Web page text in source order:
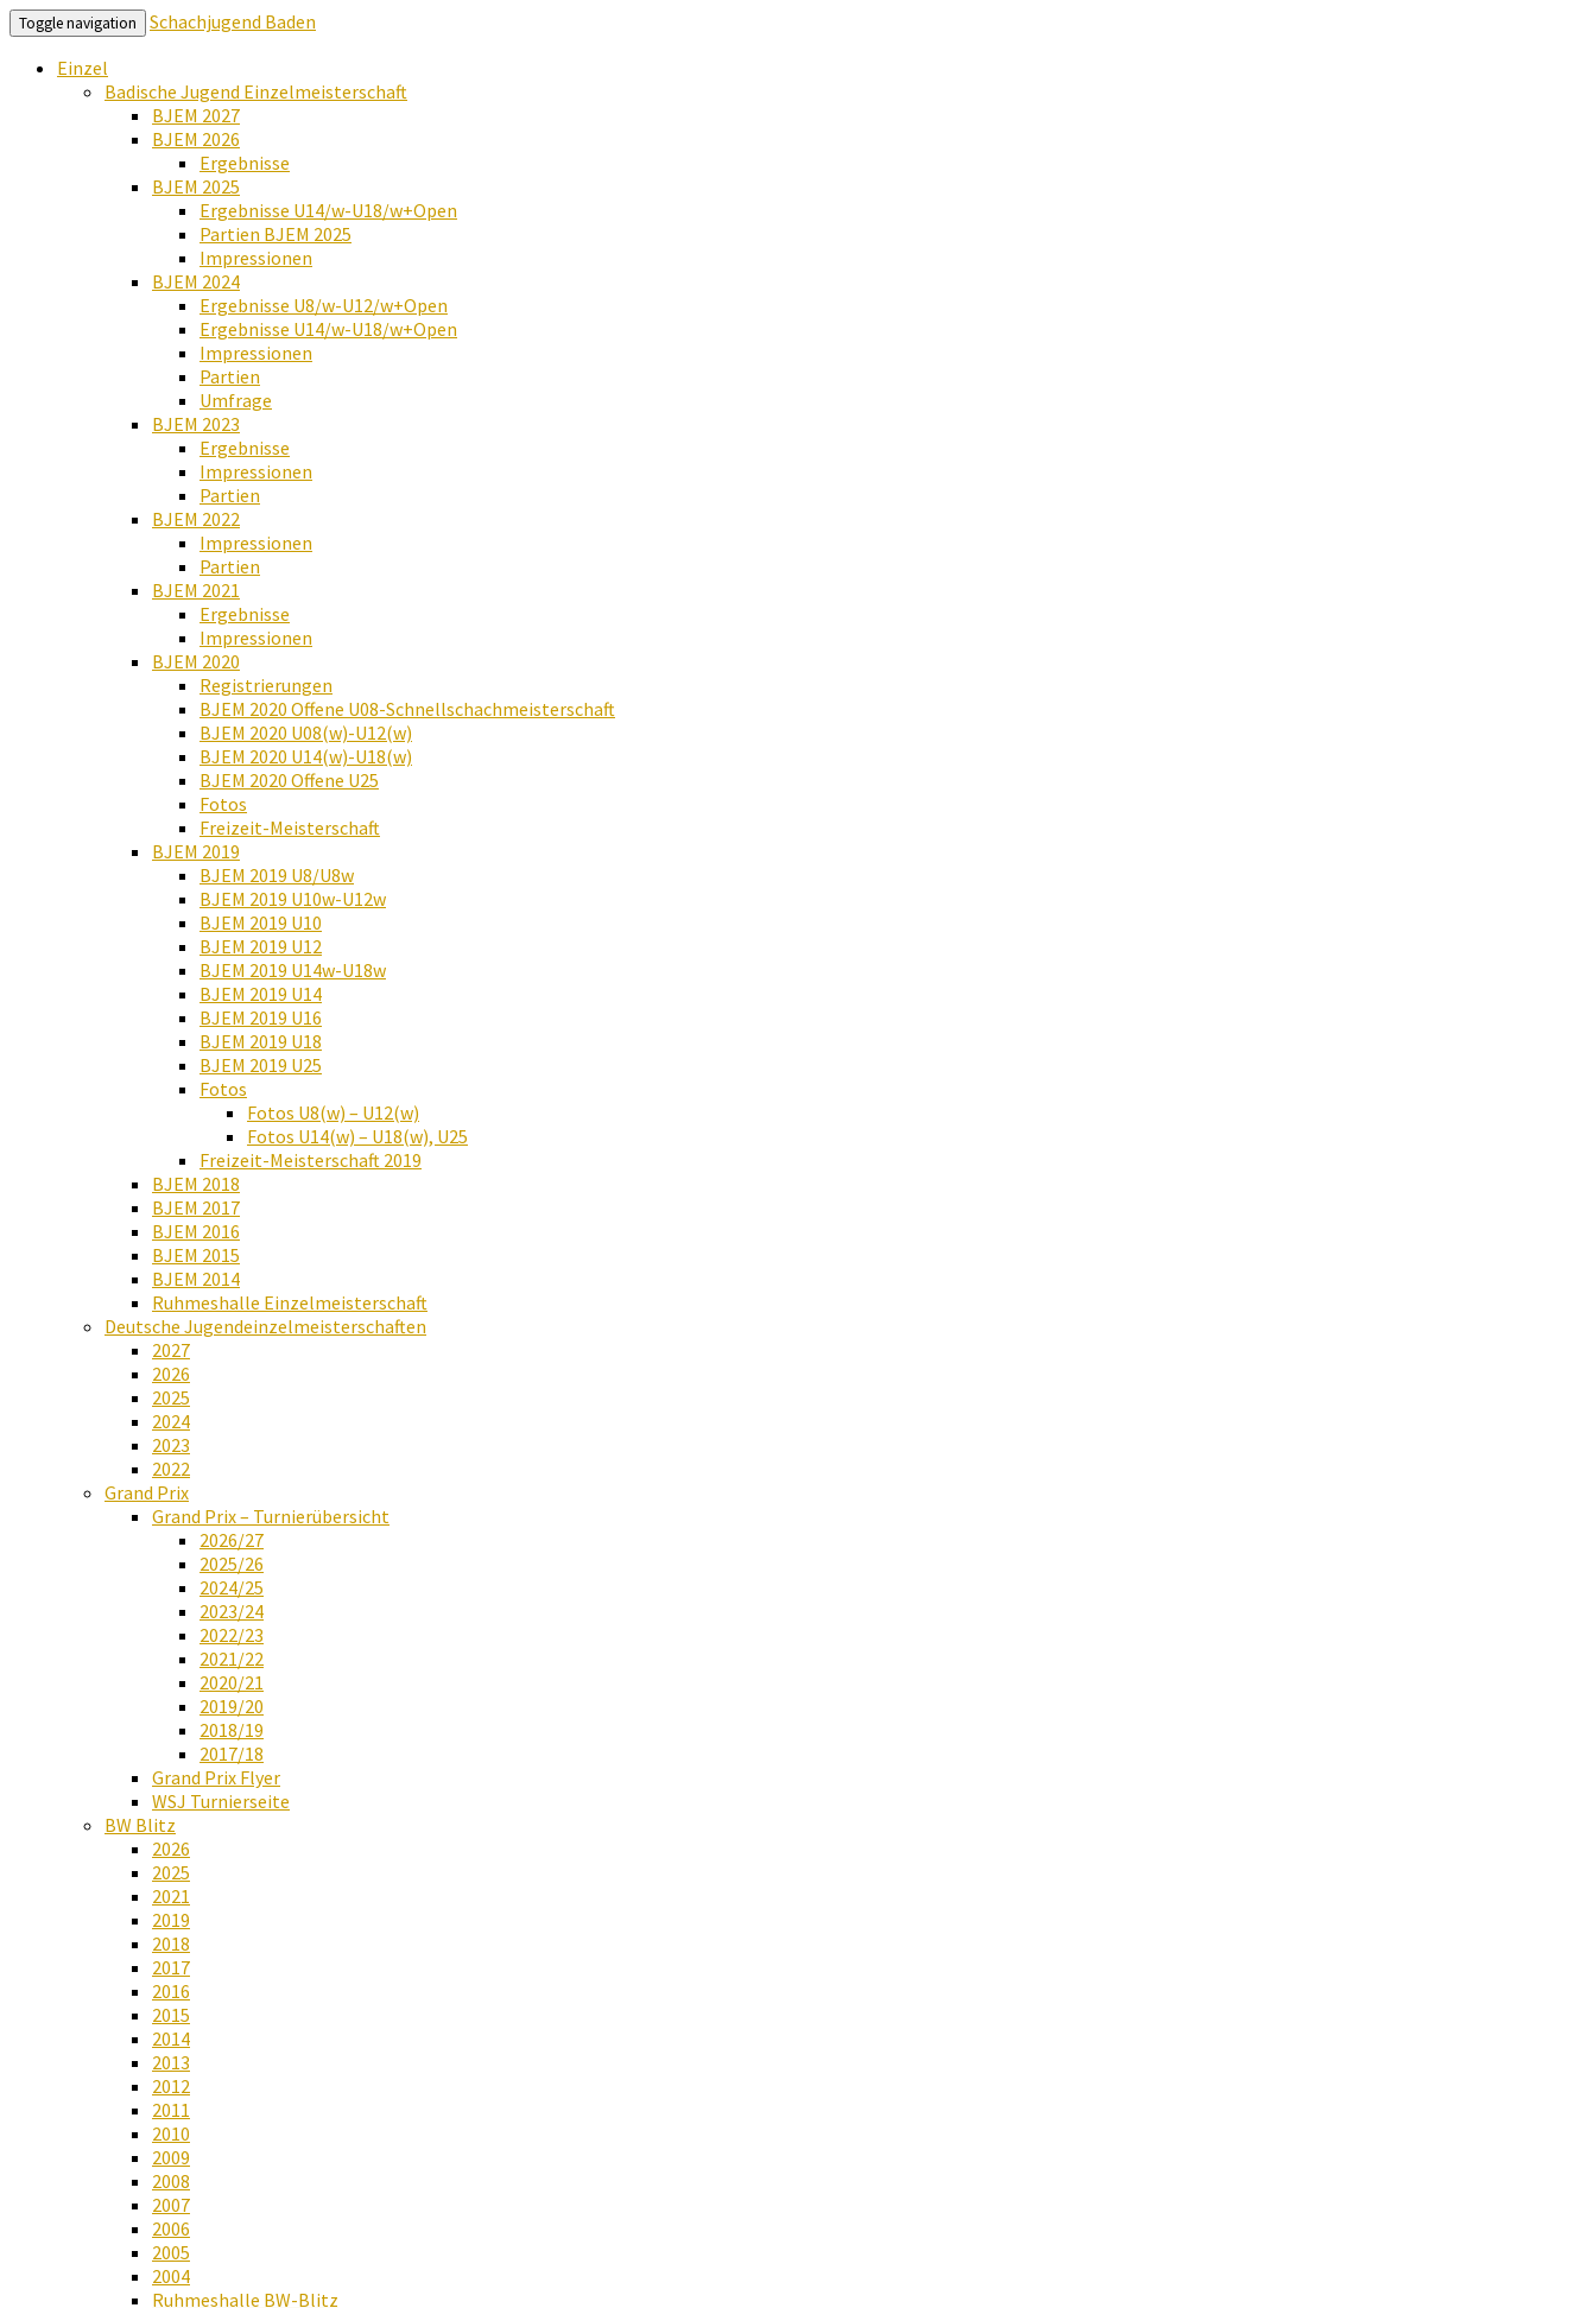
Toggle navigation
Schachjugend Baden
Einzel
Badische Jugend Einzelmeisterschaft
BJEM 2027
BJEM 2026
Ergebnisse
BJEM 2025
Ergebnisse U14/w-U18/w+Open
Partien BJEM 2025
Impressionen
BJEM 2024
Ergebnisse U8/w-U12/w+Open
Ergebnisse U14/w-U18/w+Open
Impressionen
Partien
Umfrage
BJEM 2023
Ergebnisse
Impressionen
Partien
BJEM 2022
Impressionen
Partien
BJEM 2021
Ergebnisse
Impressionen
BJEM 2020
Registrierungen
BJEM 2020 Offene U08-Schnellschachmeisterschaft
BJEM 2020 U08(w)-U12(w)
BJEM 2020 U14(w)-U18(w)
BJEM 2020 Offene U25
Fotos
Freizeit-Meisterschaft
BJEM 2019
BJEM 2019 U8/U8w
BJEM 2019 U10w-U12w
BJEM 2019 U10
BJEM 2019 U12
BJEM 2019 U14w-U18w
BJEM 2019 U14
BJEM 2019 U16
BJEM 2019 U18
BJEM 2019 U25
Fotos
Fotos U8(w) – U12(w)
Fotos U14(w) – U18(w), U25
Freizeit-Meisterschaft 2019
BJEM 2018
BJEM 2017
BJEM 2016
BJEM 2015
BJEM 2014
Ruhmeshalle Einzelmeisterschaft
Deutsche Jugendeinzelmeisterschaften
2027
2026
2025
2024
2023
2022
Grand Prix
Grand Prix – Turnierübersicht
2026/27
2025/26
2024/25
2023/24
2022/23
2021/22
2020/21
2019/20
2018/19
2017/18
Grand Prix Flyer
WSJ Turnierseite
BW Blitz
2026
2025
2021
2019
2018
2017
2016
2015
2014
2013
2012
2011
2010
2009
2008
2007
2006
2005
2004
Ruhmeshalle BW-Blitz